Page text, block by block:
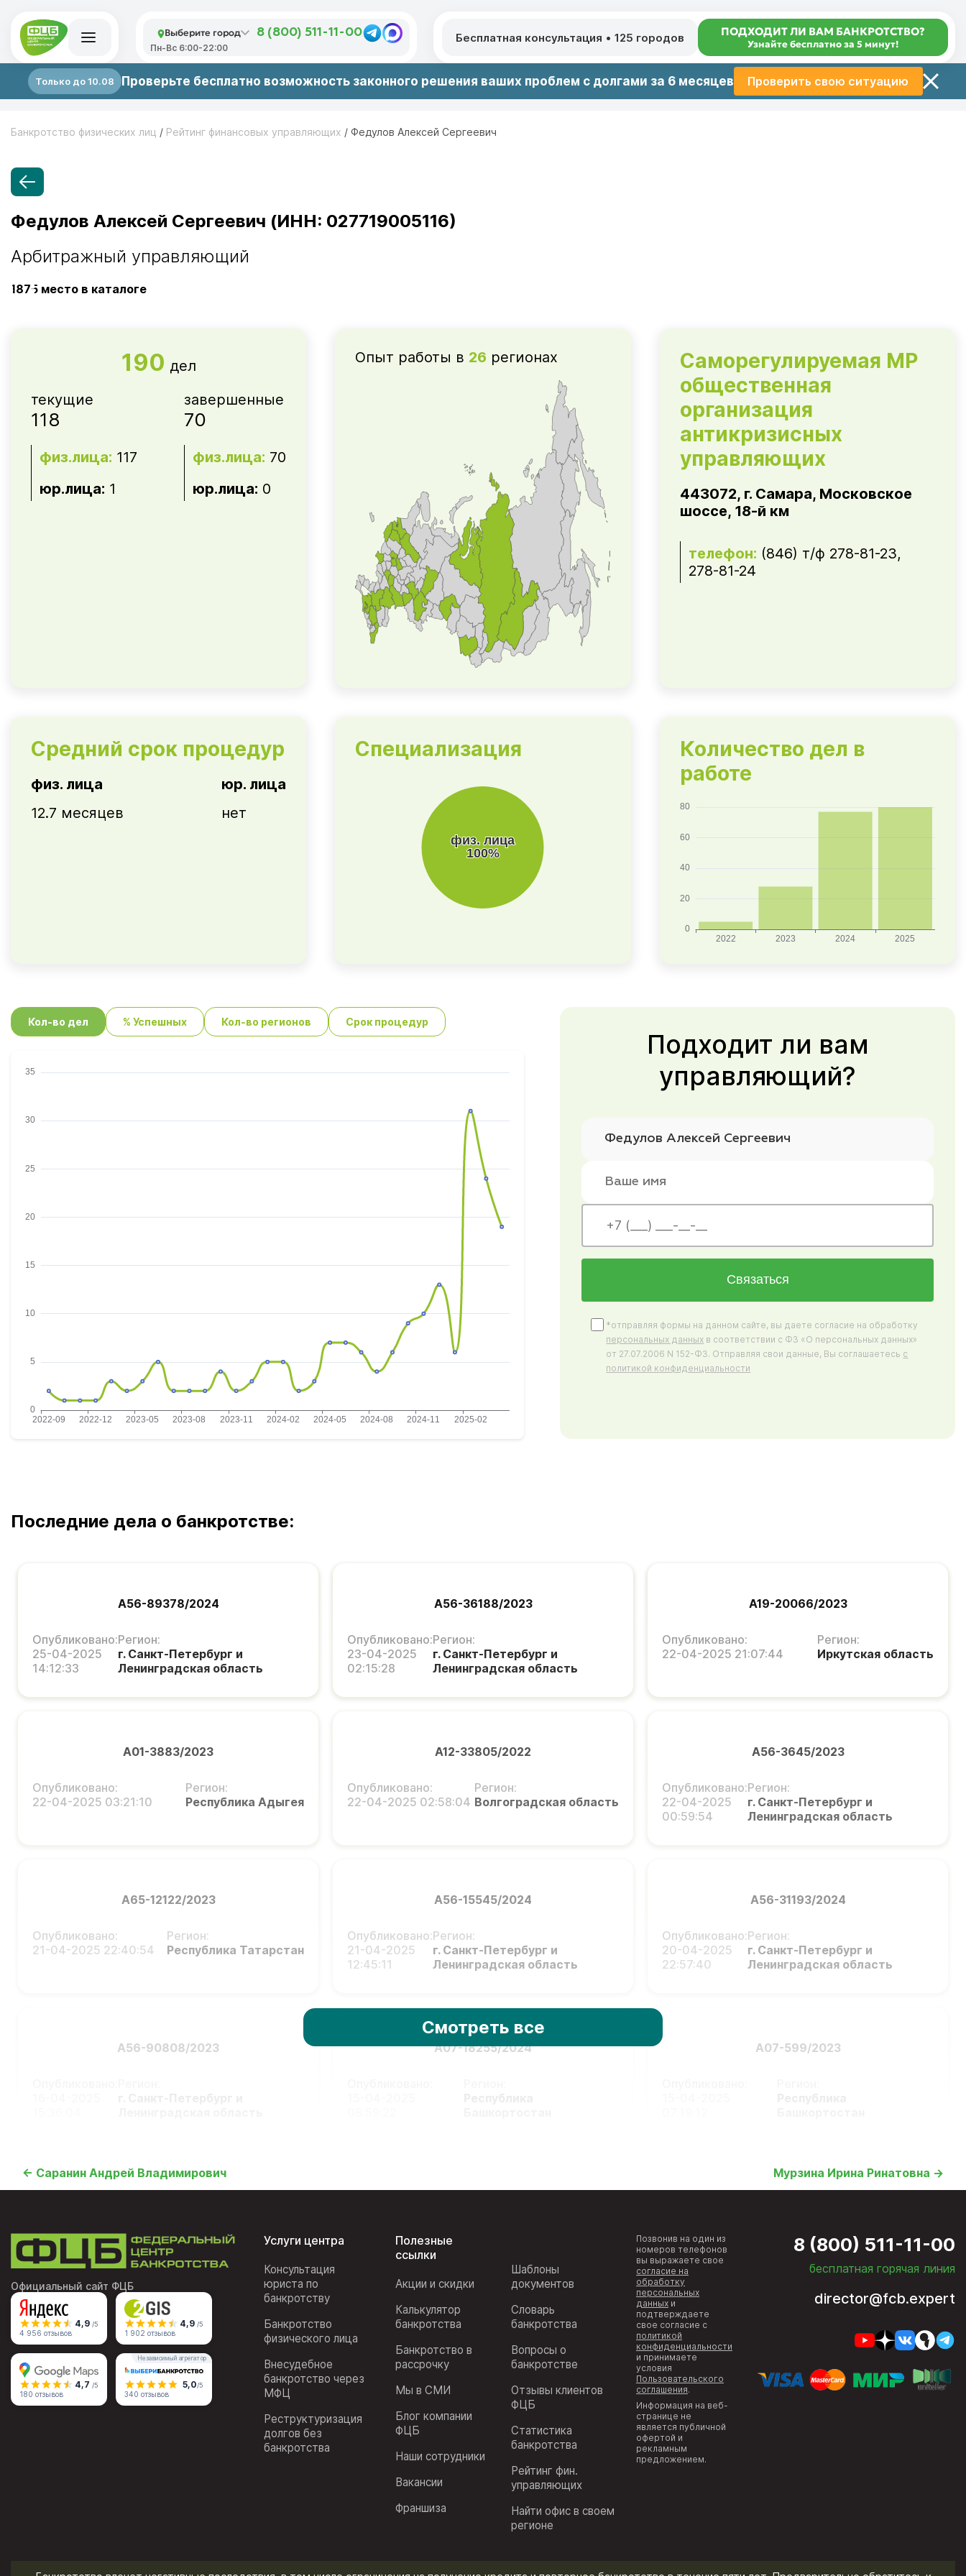
Выберите город 8 (800) 511-11-00
Пн-Вс 6:00-22:00
Бесплатная консультация • 125 городов ПОДХОДИТ ЛИ ВАМ БАНКРОТСТВО?
Узнайте бесплатно за 5 минут!
Только до 10.08 Проверьте бесплатно возможность законного решения ваших проблем с долгами за 6 месяцев Проверить свою ситуацию
Банкротство физических лиц / Рейтинг финансовых управляющих / Федулов Алексей Сергеевич
Федулов Алексей Сергеевич (ИНН: 027719005116)
Арбитражный управляющий
1875 место в каталоге
190 дел
текущие
118
физ.лица: 117
юр.лица: 1
завершенные
70
физ.лица: 70
юр.лица: 0
Опыт работы в 26 регионах
Саморегулируемая МР
общественная
организация
антикризисных
управляющих
443072, г. Самара, Московское
шоссе, 18-й км
телефон: (846) т/ф 278-81-23,
278-81-24
Средний срок процедур
физ. лица
12.7 месяцев
юр. лица
нет
Специализация
Количество дел в
работе
Кол-во дел % Успешных Кол-во регионов Срок процедур
Подходит ли вам
управляющий?
Связаться
*отправляя формы на данном сайте, вы даете согласие на обработку
персональных данных в соответствии с ФЗ «О персональных данных»
от 27.07.2006 N 152-ФЗ. Отправляя свои данные, Вы соглашаетесь с
политикой конфиденциальности
Последние дела о банкротстве:
А56-89378/2024
Опубликовано:
25-04-2025
14:12:33
Регион:
г. Санкт-Петербург и
Ленинградская область
А56-36188/2023
Опубликовано:
23-04-2025
02:15:28
Регион:
г. Санкт-Петербург и
Ленинградская область
А19-20066/2023
Опубликовано:
22-04-2025 21:07:44
Регион:
Иркутская область
А01-3883/2023
Опубликовано:
22-04-2025 03:21:10
Регион:
Республика Адыгея
А12-33805/2022
Опубликовано:
22-04-2025 02:58:04
Регион:
Волгоградская область
А56-3645/2023
Опубликовано:
22-04-2025
00:59:54
Регион:
г. Санкт-Петербург и
Ленинградская область
А65-12122/2023
Опубликовано:
21-04-2025 22:40:54
Регион:
Республика Татарстан
А56-15545/2024
Опубликовано:
21-04-2025
12:45:11
Регион:
г. Санкт-Петербург и
Ленинградская область
А56-31193/2024
Опубликовано:
20-04-2025
22:57:40
Регион:
г. Санкт-Петербург и
Ленинградская область
А56-90808/2023 А07-18255/2024 А07-599/2023
Смотреть все
← Саранин Андрей Владимирович Мурзина Ирина Ринатовна →
Официальный сайт ФЦБ
4,9 /5
4 956 отзывов
4,9 /5
1 902 отзывов
4,7 /5
180 отзывов
Независимый агрегатор
5,0/5
340 отзывов
Услуги центра
Консультация
юриста по
банкротству
Банкротство
физического лица
Внесудебное
банкротство через
МФЦ
Реструктуризация
долгов без
банкротства
Полезные
ссылки
Акции и скидки
Калькулятор
банкротства
Банкротство в
рассрочку
Мы в СМИ
Блог компании
ФЦБ
Наши сотрудники
Вакансии
Франшиза
Шаблоны
документов
Словарь
банкротства
Вопросы о
банкротстве
Отзывы клиентов
ФЦБ
Статистика
банкротства
Рейтинг фин.
управляющих
Найти офис в своем
регионе
Позвонив на один из
номеров телефонов
вы выражаете свое
согласие на
обработку
персональных
данных и
подтверждаете
свое согласие с
политикой
конфиденциальности
и принимаете
условия
Пользовательского
соглашения.
Информация на веб-
странице не
является публичной
офертой и
рекламным
предложением.
8 (800) 511-11-00
бесплатная горячая линия
director@fcb.expert